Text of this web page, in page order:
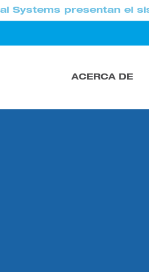
Systems presentan el
ACERCA DE